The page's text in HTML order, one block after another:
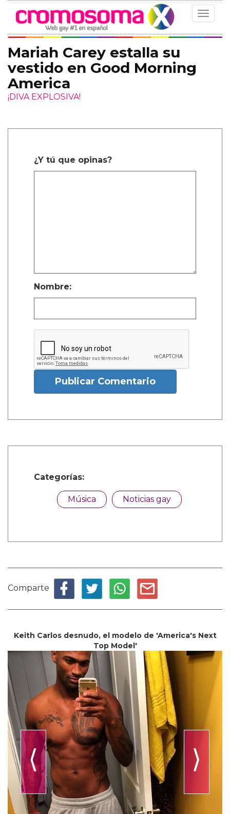
Toggle
Mariah Carey estalla su
vestido en Good Morning
America
¡DIVA EXPLOSIVA!
¿Y tú que opinas?
Nombre:
Publicar Comentario
Categorías:
Música Noticias gay
Comparte
Keith Carlos desnudo, el modelo de 'America's Next
Top Model'
⟨ ⟩